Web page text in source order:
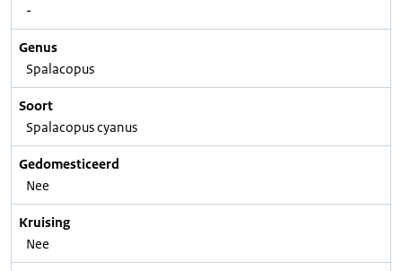
-
Genus
Spalacopus
Soort
Spalacopus cyanus
Gedomesticeerd
Nee
Kruising
Nee